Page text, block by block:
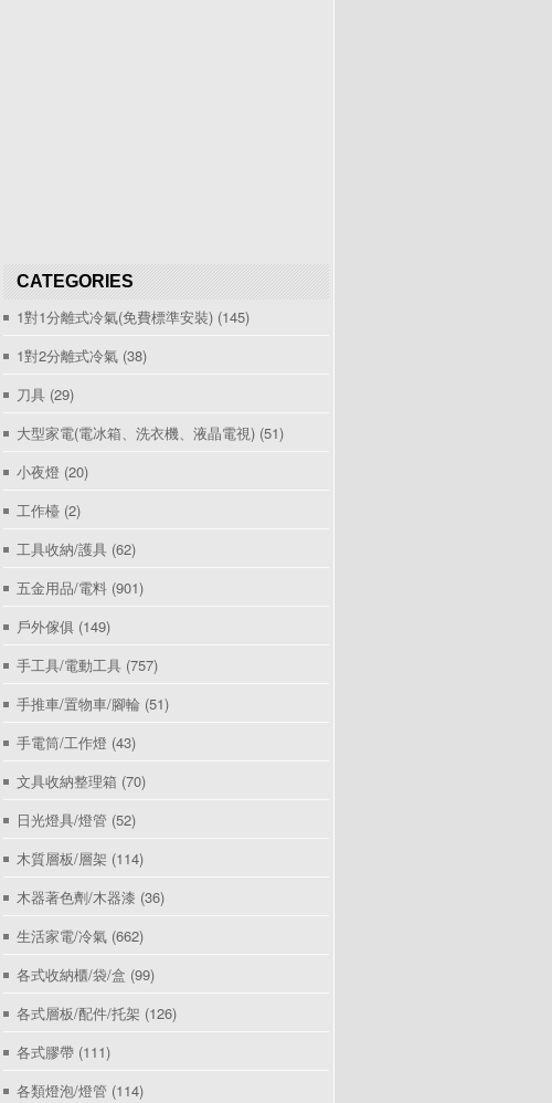
CATEGORIES
1對1分離式冷氣(免費標準安裝) (145)
1對2分離式冷氣 (38)
刀具 (29)
大型家電(電冰箱、洗衣機、液晶電視) (51)
小夜燈 (20)
工作檯 (2)
工具收納/護具 (62)
五金用品/電料 (901)
戶外傢俱 (149)
手工具/電動工具 (757)
手推車/置物車/腳輪 (51)
手電筒/工作燈 (43)
文具收納整理箱 (70)
日光燈具/燈管 (52)
木質層板/層架 (114)
木器著色劑/木器漆 (36)
生活家電/冷氣 (662)
各式收納櫃/袋/盒 (99)
各式層板/配件/托架 (126)
各式膠帶 (111)
各類燈泡/燈管 (114)